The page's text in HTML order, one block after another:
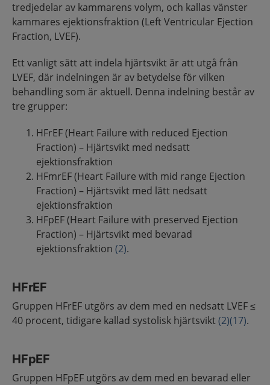
tredjedelar av kammarens volym, och kallas vänster
kammares ejektionsfraktion (Left Ventricular Ejection
Fraction, LVEF).
Ett vanligt sätt att indela hjärtsvikt är att utgå från
LVEF, där indelningen är av betydelse för vilken
behandling som är aktuell. Denna indelning består av
tre grupper:
HFrEF (Heart Failure with reduced Ejection
Fraction) – Hjärtsvikt med nedsatt
ejektionsfraktion
HFmrEF (Heart Failure with mid range Ejection
Fraction) – Hjärtsvikt med lätt nedsatt
ejektionsfraktion
HFpEF (Heart Failure with preserved Ejection
Fraction) – Hjärtsvikt med bevarad
ejektionsfraktion (2).
HFrEF
Gruppen HFrEF utgörs av dem med en nedsatt LVEF ≤
40 procent, tidigare kallad systolisk hjärtsvikt(2)(17).
HFpEF
Gruppen HFpEF utgörs av dem med en bevarad eller